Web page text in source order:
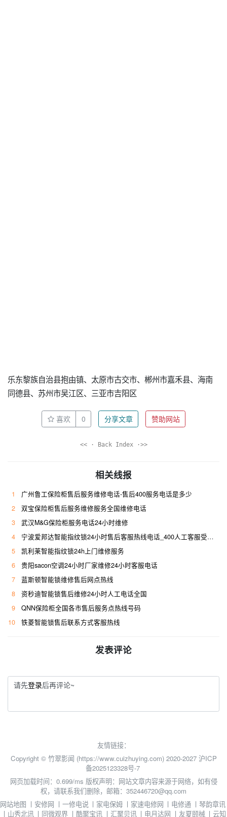
乐东黎族自治县抱由镇、太原市古交市、郴州市嘉禾县、海南
同德县、苏州市吴江区、三亚市吉阳区
喜欢 0 分享文章 赞助网站
<< · Back Index ·>>
相关线报
1
广州鲁工保险柜售后服务维修电话-售后400服务电话是多少
2
双宝保险柜售后服务维修服务全国维修电话
3
武汉M&G保险柜服务电话24小时维修
4
宁波爱邦达智能指纹锁24小时售后客服热线电话_400人工客服受理专线
5
凯利莱智能指纹锁24h上门维修服务
6
贵阳sacon空调24小时厂家维修24小时客服电话
7
蓝斯顿智能锁维修售后网点热线
8
资秒迪智能锁售后维修24小时人工电话全国
9
QNN保险柜全国各市售后服务点热线号码
10
铁菱智能锁售后联系方式客服热线
发表评论
请先登录后再评论~
友情链接：
Copyright © 竹翠影闻 (https://www.cuizhuying.com) 2020-2027 沪ICP
备2025123328号-7
网页加载时间：0.699/ms 版权声明：网站文章内容来源于网络，如有侵
权，请联系我们删除，邮箱：352446720@qq.com
网站地图 丨 安修网 丨 一修电说 丨 家电保姆 丨 家速电修网 丨 电修通 丨琴韵章讯
丨 山秀北讯 丨 同微观界 丨 酷聚宝讯 丨 汇聚贝讯 丨 电月达网 丨 友夏颐械 丨云知